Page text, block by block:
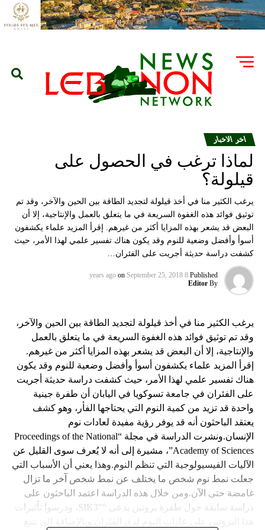
اخر الاخبار
لماذا ترغب في الحصول على
قيلولة؟
يرغب الكثير منا في أخذ قيلولة لتجديد الطاقة بين الحين والآخر، وقد تم
توثيق فوائد هذه الغفوة السريعة في ما يتعلق بالعمل والإنتاجية، إلا أن
البعض قد يشعر بهذه المزايا أكثر من غيرهم. إقرأ المزيد علماء يكشفون
أسوأ وأفضل وضعية للنوم وقد يكون هناك تفسير علمي لهذا الأمر، حيث
كشفت دراسة حديثة أجريت على الفئران…
Published
8 years ago
on September 25, 2018
By
Editor
يرغب الكثير منا في أخذ قيلولة لتجديد الطاقة بين الحين والآخر،
وقد تم توثيق فوائد هذه الغفوة السريعة في ما يتعلق بالعمل
والإنتاجية، إلا أن البعض قد يشعر بهذه المزايا أكثر من غيرهم.
إقرأ المزيد علماء يكشفون أسوأ وأفضل وضعية للنوم وقد يكون
هناك تفسير علمي لهذا الأمر، حيث كشفت دراسة حديثة أجريت
على الفئران في جامعة تسوكويا في اليابان أن طفرة جينية
واحدة قد تزيد من كمية النوم التي يحتاجها الفأر، وهو كشف
يعتقد الباحثون أنه قد يوفر رؤية مفيدة لعادات نوم
الإنسان.ونشرت الدراسة في مجلة “Proceedings of the National
Academy of Sciences”، مشيرة إلى أنه لا يُعرف سوى القليل عن
الآليات الفيسيولوجية التي تنظم النوم.وهذا يعني أن الأسباب التي
جعلت نمط نوم شخص ما يختلف عن نمط شخص آخر ما تزال
غامضة حتى الآن.ومن خلال هذه الدراسة اعتمد الباحثون على
دراسة سابقة حول طفرة بروتين يدعى “SIK3″، ودرسوا تأثيرات